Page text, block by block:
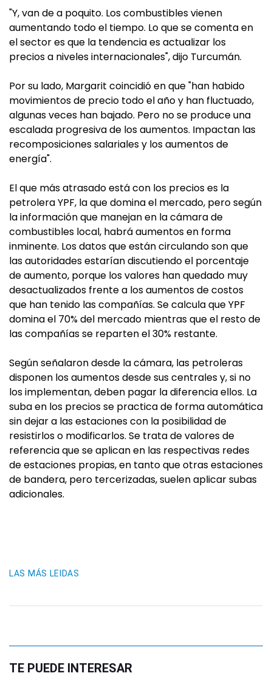
"Y, van de a poquito. Los combustibles vienen
aumentando todo el tiempo. Lo que se comenta en
el sector es que la tendencia es actualizar los
precios a niveles internacionales", dijo Turcumán.
Por su lado, Margarit coincidió en que "han habido
movimientos de precio todo el año y han fluctuado,
algunas veces han bajado. Pero no se produce una
escalada progresiva de los aumentos. Impactan las
recomposiciones salariales y los aumentos de
energía".
El que más atrasado está con los precios es la
petrolera YPF, la que domina el mercado, pero según
la información que manejan en la cámara de
combustibles local, habrá aumentos en forma
inminente. Los datos que están circulando son que
las autoridades estarían discutiendo el porcentaje
de aumento, porque los valores han quedado muy
desactualizados frente a los aumentos de costos
que han tenido las compañías. Se calcula que YPF
domina el 70% del mercado mientras que el resto de
las compañías se reparten el 30% restante.
Según señalaron desde la cámara, las petroleras
disponen los aumentos desde sus centrales y, si no
los implementan, deben pagar la diferencia ellos. La
suba en los precios se practica de forma automática
sin dejar a las estaciones con la posibilidad de
resistirlos o modificarlos. Se trata de valores de
referencia que se aplican en las respectivas redes
de estaciones propias, en tanto que otras estaciones
de bandera, pero tercerizadas, suelen aplicar subas
adicionales.
LAS MÁS LEIDAS
TE PUEDE INTERESAR